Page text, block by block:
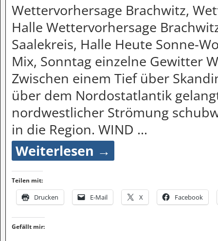
Wettervorhersage Brachwitz,
Halle Wettervorhersage
Saalekreis, Halle Heute Sonne-
Mix, Sonntag einzelne Gewitter
Zwischen einem Tief über
über dem Nordostatlantik
nordwestlicher Strömung
in die Region. WIND …
Weiterlesen →
Teilen mit:
Drucken E-Mail X Facebook
Gefällt mir: